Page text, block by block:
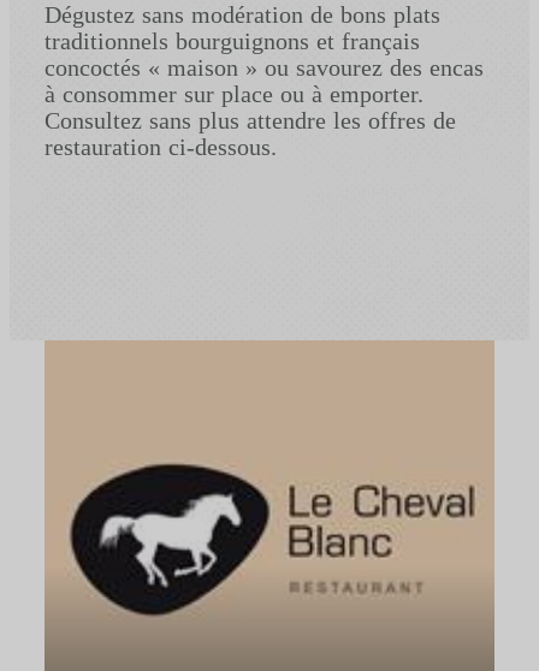
Dégustez sans modération de bons plats
traditionnels bourguignons et français
concoctés « maison » ou savourez des encas
à consommer sur place ou à emporter.
Consultez sans plus attendre les offres de
restauration ci-dessous.